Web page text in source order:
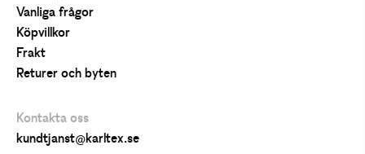
Vanliga frågor
Köpvillkor
Frakt
Returer och byten
Kontakta oss
kundtjanst@karltex.se